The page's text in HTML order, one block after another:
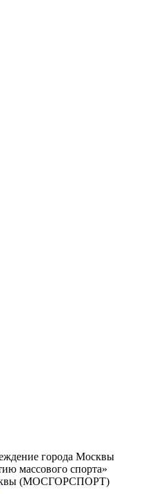
города Москвы
массового спорта»
(МОСГОРСПОРТ)